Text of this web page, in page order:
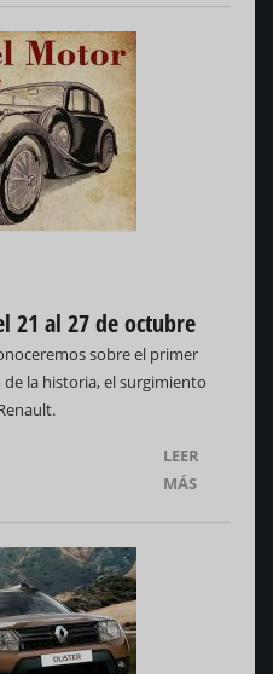
21 al 27 de octubre
sobre el primer
la historia, el surgimiento
LEER
MÁS